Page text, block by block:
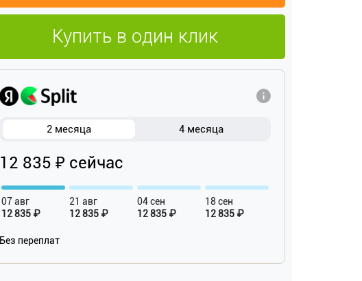
Купить в один клик
2 месяца 4 месяца
12 835 ₽ сейчас
07 авг
12 835 ₽
21 авг
12 835 ₽
04 сен
12 835 ₽
18 сен
12 835 ₽
Без переплат